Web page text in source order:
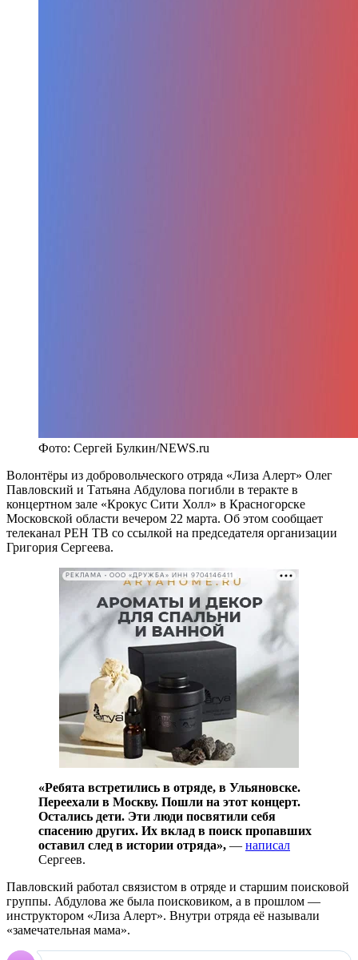
Фото: Сергей Булкин/NEWS.ru
Волонтёры из добровольческого отряда «Лиза Алерт» Олег
Павловский и Татьяна Абдулова погибли в теракте в
концертном зале «Крокус Сити Холл» в Красногорске
Московской области вечером 22 марта. Об этом сообщает
телеканал РЕН ТВ со ссылкой на председателя организации
Григория Сергеева.
РЕКЛАМА • ООО «ДРУЖБА» ИНН 9704146411
«Ребята встретились в отряде, в Ульяновске.
Переехали в Москву. Пошли на этот концерт.
Остались дети. Эти люди посвятили себя
спасению других. Их вклад в поиск пропавших
оставил след в истории отряда», — написал
Сергеев.
Павловский работал связистом в отряде и старшим поисковой
группы. Абдулова же была поисковиком, а в прошлом —
инструктором «Лиза Алерт». Внутри отряда её называли
«замечательная мама».